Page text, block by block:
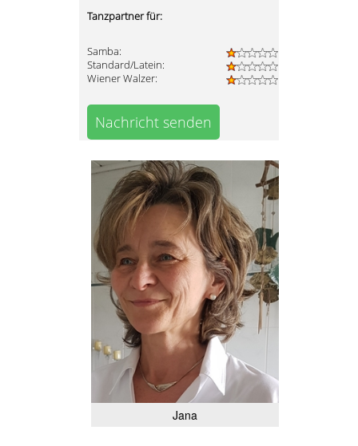
Tanzpartner für:
Samba:
Standard/Latein:
Wiener Walzer:
Nachricht senden
Jana